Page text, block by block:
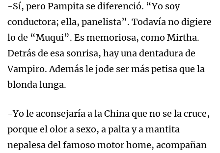
-Sí, pero Pampita se diferenció. “Yo soy
conductora; ella, panelista”. Todavía no digiere
lo de “Muqui”. Es memoriosa, como Mirtha.
Detrás de esa sonrisa, hay una dentadura de
Vampiro. Además le jode ser más petisa que la
blonda lunga.
-Yo le aconsejaría a la China que no se la cruce,
porque el olor a sexo, a palta y a mantita
nepalesa del famoso motor home, acompañan